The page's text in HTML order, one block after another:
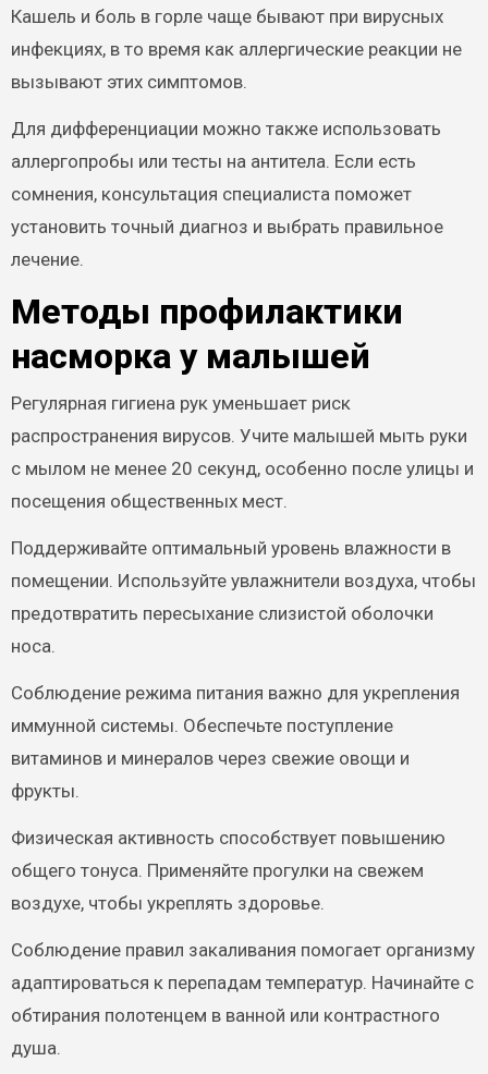
Кашель и боль в горле чаще бывают при вирусных
инфекциях, в то время как аллергические реакции не
вызывают этих симптомов.
Для дифференциации можно также использовать
аллергопробы или тесты на антитела. Если есть
сомнения, консультация специалиста поможет
установить точный диагноз и выбрать правильное
лечение.
Методы профилактики
насморка у малышей
Регулярная гигиена рук уменьшает риск
распространения вирусов. Учите малышей мыть руки
с мылом не менее 20 секунд, особенно после улицы и
посещения общественных мест.
Поддерживайте оптимальный уровень влажности в
помещении. Используйте увлажнители воздуха, чтобы
предотвратить пересыхание слизистой оболочки
носа.
Соблюдение режима питания важно для укрепления
иммунной системы. Обеспечьте поступление
витаминов и минералов через свежие овощи и
фрукты.
Физическая активность способствует повышению
общего тонуса. Применяйте прогулки на свежем
воздухе, чтобы укреплять здоровье.
Соблюдение правил закаливания помогает организму
адаптироваться к перепадам температур. Начинайте с
обтирания полотенцем в ванной или контрастного
душа.